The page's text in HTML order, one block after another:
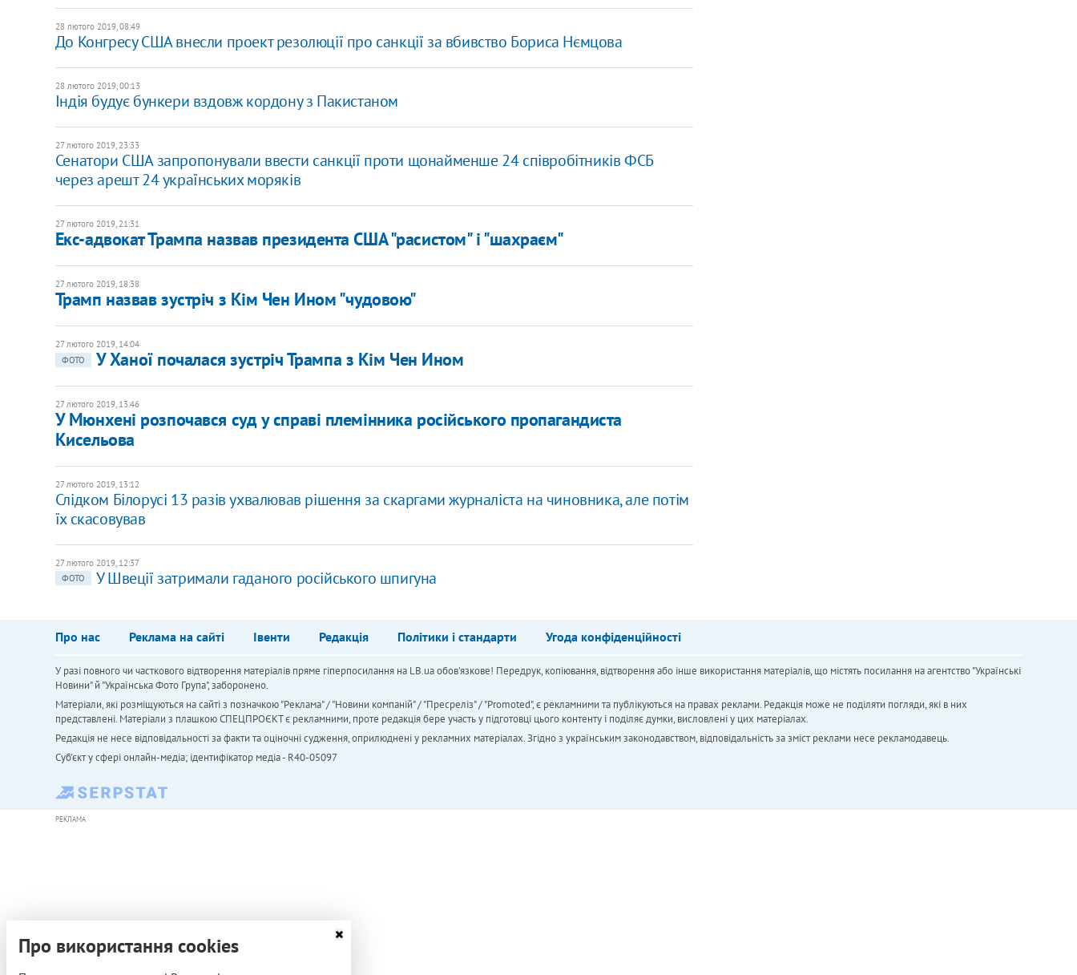
28 лютого 2019, 08:49
До Конгресу США внесли проект резолюції про санкції за вбивство Бориса Нємцова
28 лютого 2019, 00:13
Індія будує бункери вздовж кордону з Пакистаном
27 лютого 2019, 23:33
Сенатори США запропонували ввести санкції проти щонайменше 24 співробітників ФСБ
через арешт 24 українських моряків
27 лютого 2019, 21:31
Екс-адвокат Трампа назвав президента США "расистом" і "шахраєм"
27 лютого 2019, 18:38
Трамп назвав зустріч з Кім Чен Ином "чудовою"
27 лютого 2019, 14:04
ФОТО
У Ханої почалася зустріч Трампа з Кім Чен Ином
27 лютого 2019, 13:46
У Мюнхені розпочався суд у справі племінника російського пропагандиста
Кисельова
27 лютого 2019, 13:12
Слідком Білорусі 13 разів ухвалював рішення за скаргами журналіста на чиновника, але потім
їх скасовував
27 лютого 2019, 12:37
ФОТО
У Швеції затримали гаданого російського шпигуна
Про нас Реклама на сайті Івенти Редакція Політики і стандарти Угода конфіденційності
У разі повного чи часткового відтворення матеріалів пряме гіперпосилання на LB.ua обов'язкове! Передрук, копіювання, відтворення або інше використання матеріалів, що містять посилання на агентство "Українськi
Новини" й "Українська Фото Група", заборонено.
Матеріали, які розміщуються на сайті з позначкою "Реклама" / "Новини компаній" / "Пресреліз" / "Promoted", є рекламними та публікуються на правах реклами. Редакція може не поділяти погляди, які в них
представлені. Матеріали з плашкою СПЕЦПРОЄКТ є рекламними, проте редакція бере участь у підготовці цього контенту і поділяє думки, висловлені у цих матеріалах.
Редакція не несе відповідальності за факти та оціночні судження, оприлюднені у рекламних матеріалах. Згідно з українським законодавством, відповідальність за зміст реклами несе рекламодавець.
Cуб'єкт у сфері онлайн-медіа; ідентифікатор медіа - R40-05097
РЕКЛАМА
Про використання cookies